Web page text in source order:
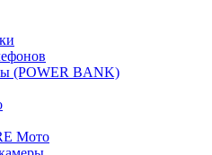
(POWER BANK)
Мото